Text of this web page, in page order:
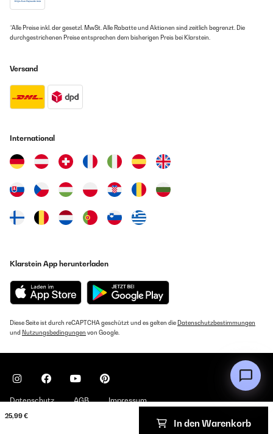
25,99 €
In den Warenkorb
*Alle Preise inkl. der gesetzl. MwSt. Alle Rabatte und Aktionen sind zeitlich begrenzt. Die
durchgestrichenen Preise entsprechen dem bisherigen Preis bei Klarstein.
Versand
International
Klarstein App herunterladen
Diese Seite ist durch reCAPTCHA geschützt und es gelten die Datenschutzbestimmungen
und Nutzungsbedingungen von Google.
Datenschutz AGB Impressum
Copyright © 2026 Klarstein. All rights reserved